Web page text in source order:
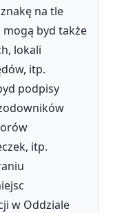
na tle
byd także
lokali
itp.
podpisy
itp.
w Oddziale